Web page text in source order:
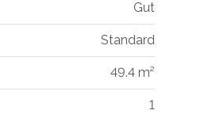
Gut
Standard
49.4 m²
1